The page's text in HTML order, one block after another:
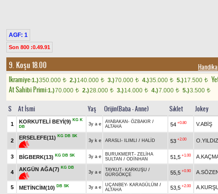
AGF: 1
Son 800 :0.49.91
9. Koşu 18.00
Ikramiye:1.)350.000 t 2.)140.000 t 3.)70.000 t 4.)35.000 t 5.)17.500 t
At Sahibi Primi:1.)70.000 t 2.)28.000 t 3.)14.000 t 4.)7.000 t 5.)3.500 t
S At İsmi Yaş Orijin(Baba - Anne) Sıklet Jokey
1 KORKUTELİ BEYİ(9) KG K
DB
3y a e AYABAKAN - ÖZBAKIR /
ALTAHA
54 +0.80 V.ABİŞ
2
ERSELEFE(11) KG DB SK
3y k e ARASLI - ILIMLI / HALİD 53 +2.00 O.YILDIZ
3 BİGBERK(13) KG DB SK 3y a e BURUKMERT- ZELİHA
SULTAN / ODİNHAN 51,5 +1.00
4
AKGÜN AĞA(7) KG DB
3y a e TAYKUT- KARKUŞU /
GÜRGÖKÇE
55,5 +0.90
5 METİNCİM(10) DB SK 3y a e UÇANBEY- KARAGÜLÜM /
ALTAHA
53,5 +2.00